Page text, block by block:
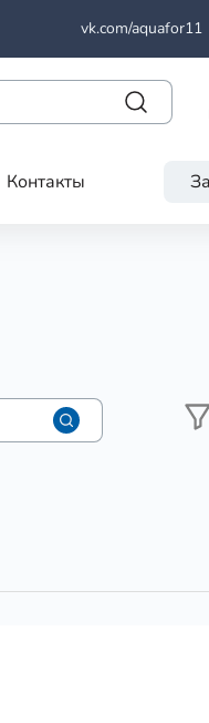
vk.com/aquafor11
Контакты